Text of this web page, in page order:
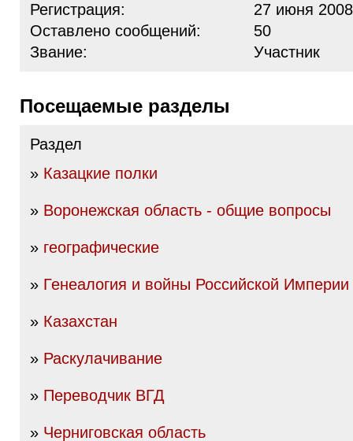
Регистрация:
27 июня
Оставлено сообщений:
50
Звание:
Участник
Посещаемые разделы
Раздел
» Казацкие полки
» Воронежская область - общие вопросы
» географические
» Генеалогия и войны Российской
» Казахстан
» Раскулачивание
» Переводчик ВГД
» Черниговская область